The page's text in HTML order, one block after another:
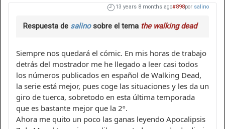
13 years 8 months ago#898por salino
Respuesta de salinosobre el tema the walking dead
Siempre nos quedará el cómic. En mis horas de trabajo
detrás del mostrador me he llegado a leer casi todos
los números publicados en español de Walking Dead,
la serie está mejor, pues coge las situaciones y les da un
giro de tuerca, sobretodo en esta última temporada
que es bastante mejor que la 2º.
Ahora me quito un poco las ganas leyendo Apocalipsis